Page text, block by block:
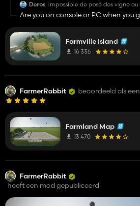
Deros impossible de posé des vigne ou
ça marque, collision avec ...
Are you on console or PC when you
Farmville Island
16 336
FarmerRabbit beoordeeld als
Farmland Map
13 470
FarmerRabbit
heeft een mod gepubliceerd